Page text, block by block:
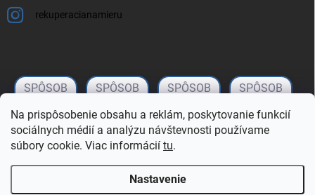
Na prispôsobenie obsahu a reklám, poskytovanie funkcií
sociálnych médií a analýzu návštevnosti používame
súbory cookie. Viac informácií tu.
Nastavenie
rekuperacianamieru